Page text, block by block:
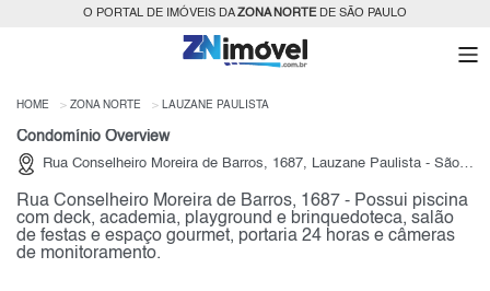
O PORTAL DE IMÓVEIS DAZONA NORTEDE SÃO PAULO
HOME ZONA NORTE LAUZANE PAULISTA
Condomínio Overview
Rua Conselheiro Moreira de Barros, 1687, Lauzane Paulista - São Paulo
Rua Conselheiro Moreira de Barros, 1687 - Possui piscina
com deck, academia, playground e brinquedoteca, salão
de festas e espaço gourmet, portaria 24 horas e câmeras
de monitoramento.